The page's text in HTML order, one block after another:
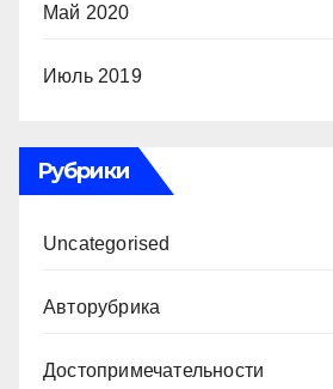
Май 2020
Июль 2019
Рубрики
Uncategorised
Авторубрика
Достопримечательности